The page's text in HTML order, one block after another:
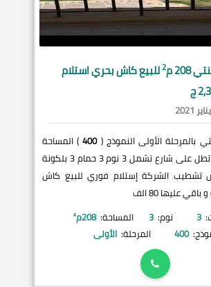
208 م 2للبيع كاش بحري استلام
الأولى النموذج (400) المساحة
بحري تطل على شارع تشمل 3 نوم 3 حمام 3 بلكونة
تشطيب الشركة إستلام فوري للبيع كاش
3 نوم: 3 المساحة: 208م²
400 المرحلة: الأولى